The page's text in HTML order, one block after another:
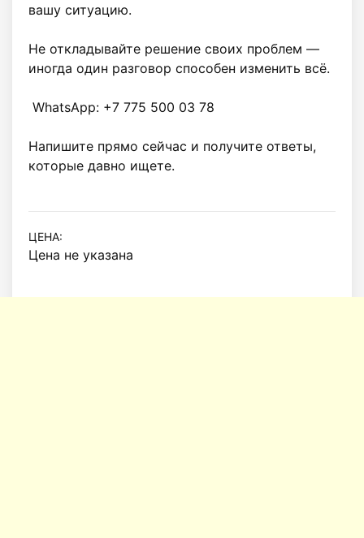
вашу ситуацию.
Не откладывайте решение своих проблем —
иногда один разговор способен изменить всё.
Напишите прямо сейчас и получите ответы,
которые давно ищете.
ЦЕНА:
Цена не указана